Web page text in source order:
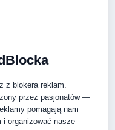
z blokera reklam.
przez pasjonatów —
pomagają nam
i organizować nasze